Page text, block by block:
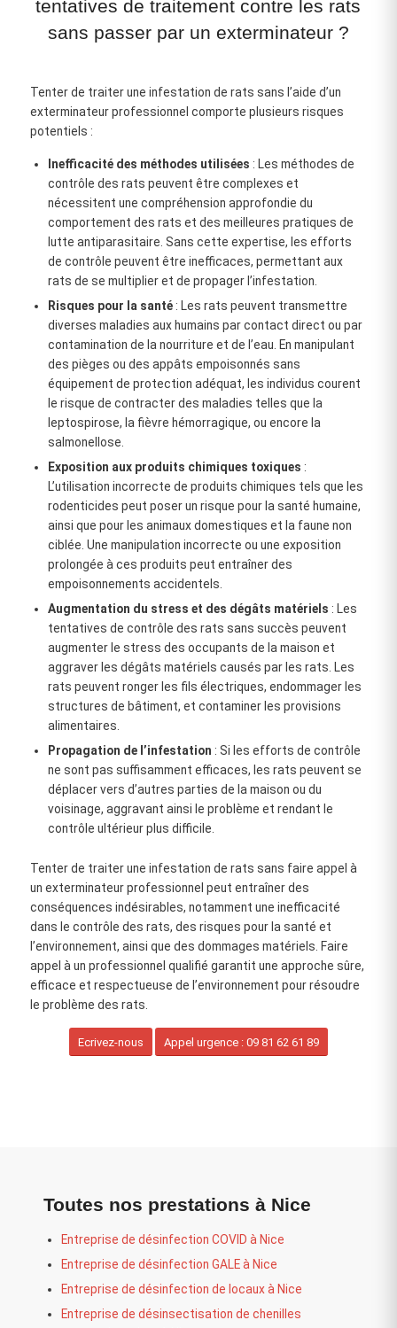
tentatives de traitement contre les rats
sans passer par un exterminateur ?
Tenter de traiter une infestation de rats sans l’aide d’un
exterminateur professionnel comporte plusieurs risques
potentiels :
Inefficacité des méthodes utilisées : Les méthodes de
contrôle des rats peuvent être complexes et
nécessitent une compréhension approfondie du
comportement des rats et des meilleures pratiques de
lutte antiparasitaire. Sans cette expertise, les efforts
de contrôle peuvent être inefficaces, permettant aux
rats de se multiplier et de propager l’infestation.
Risques pour la santé : Les rats peuvent transmettre
diverses maladies aux humains par contact direct ou par
contamination de la nourriture et de l’eau. En manipulant
des pièges ou des appâts empoisonnés sans
équipement de protection adéquat, les individus courent
le risque de contracter des maladies telles que la
leptospirose, la fièvre hémorragique, ou encore la
salmonellose.
Exposition aux produits chimiques toxiques :
L’utilisation incorrecte de produits chimiques tels que les
rodenticides peut poser un risque pour la santé humaine,
ainsi que pour les animaux domestiques et la faune non
ciblée. Une manipulation incorrecte ou une exposition
prolongée à ces produits peut entraîner des
empoisonnements accidentels.
Augmentation du stress et des dégâts matériels : Les
tentatives de contrôle des rats sans succès peuvent
augmenter le stress des occupants de la maison et
aggraver les dégâts matériels causés par les rats. Les
rats peuvent ronger les fils électriques, endommager les
structures de bâtiment, et contaminer les provisions
alimentaires.
Propagation de l’infestation : Si les efforts de contrôle
ne sont pas suffisamment efficaces, les rats peuvent se
déplacer vers d’autres parties de la maison ou du
voisinage, aggravant ainsi le problème et rendant le
contrôle ultérieur plus difficile.
Tenter de traiter une infestation de rats sans faire appel à
un exterminateur professionnel peut entraîner des
conséquences indésirables, notamment une inefficacité
dans le contrôle des rats, des risques pour la santé et
l’environnement, ainsi que des dommages matériels. Faire
appel à un professionnel qualifié garantit une approche sûre,
efficace et respectueuse de l’environnement pour résoudre
le problème des rats.
Ecrivez-nous Appel urgence : 09 81 62 61 89
Toutes nos prestations à Nice
Entreprise de désinfection COVID à Nice
Entreprise de désinfection GALE à Nice
Entreprise de désinfection de locaux à Nice
Entreprise de désinsectisation de chenilles